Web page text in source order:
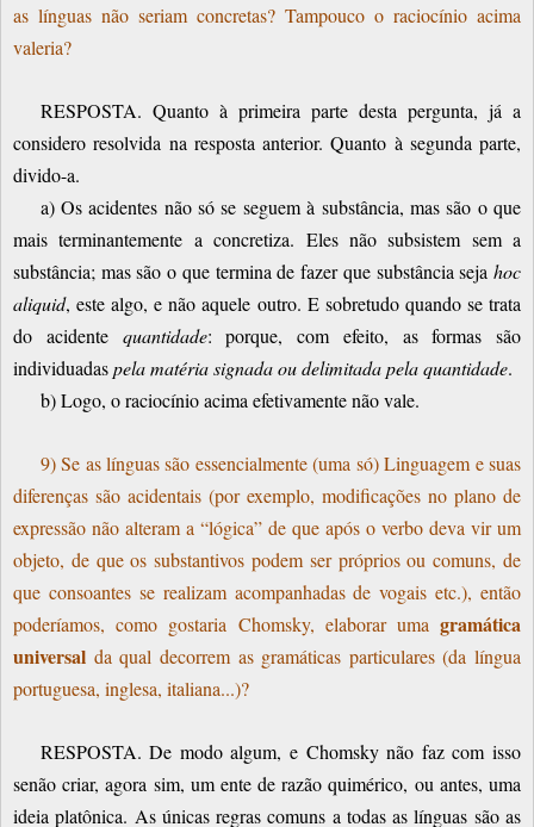
as línguas não seriam concretas? Tampouco o raciocínio acima
valeria?
RESPOSTA. Quanto à primeira parte desta pergunta, já a
considero resolvida na resposta anterior. Quanto à segunda parte,
divido-a.
a) Os acidentes não só se seguem à substância, mas são o que
mais terminantemente a concretiza. Eles não subsistem sem a
substância; mas são o que termina de fazer que substância seja hoc
aliquid, este algo, e não aquele outro. E sobretudo quando se trata
do acidente quantidade: porque, com efeito, as formas são
individuadaspela matéria signada ou delimitada pela quantidade.
b) Logo, o raciocínio acima efetivamente não vale.
9) Se as línguas são essencialmente (uma só) Linguagem e suas
diferenças são acidentais (por exemplo, modificações no plano de
expressão não alteram a “lógica” de que após o verbo deva vir um
objeto, de que os substantivos podem ser próprios ou comuns, de
que consoantes se realizam acompanhadas de vogais etc.), então
poderíamos, como gostaria Chomsky, elaborar uma gramática
universal da qual decorrem as gramáticas particulares (da língua
portuguesa, inglesa, italiana...)?
RESPOSTA. De modo algum, e Chomsky não faz com isso
senão criar, agora sim, um ente de razão quimérico, ou antes, uma
ideia platônica. As únicas regras comuns a todas as línguas são as